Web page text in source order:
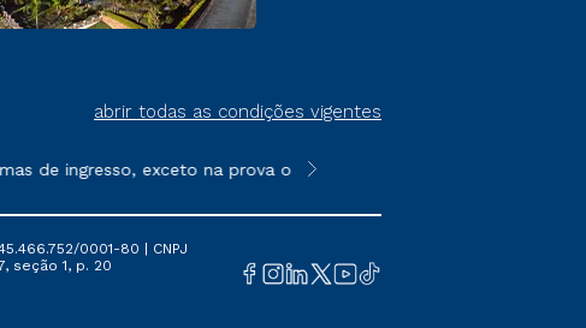
abrir todas as condições vigentes
de ingresso, exceto na prova on-line ou agendada, que ofertam
**Semipresencial é um formato do
0001-80 | CNPJ
seção 1, p. 20